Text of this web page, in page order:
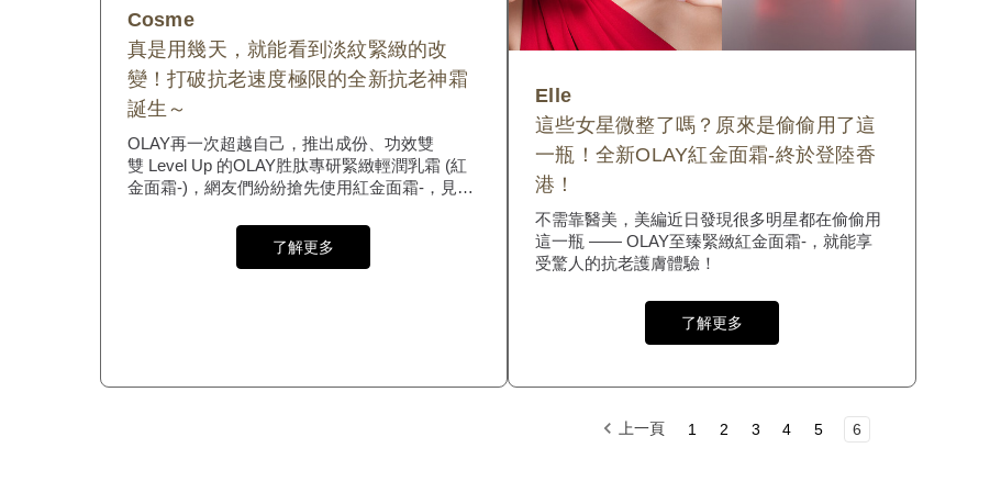
Cosme
真是用幾天，就能看到淡紋緊緻的改
變！打破抗老速度極限的全新抗老神霜
誕生～
OLAY再一次超越自己，推出成份、功效雙
雙 Level Up 的OLAY胜肽專研緊緻輕潤乳霜 (紅
金面霜-)，網友們紛紛搶先使用紅金面霜-，見證
了解更多
Elle
這些女星微整了嗎？原來是偷偷用了這
一瓶！全新OLAY紅金面霜-終於登陸香
港！
不需靠醫美，美編近日發現很多明星都在偷偷用
這一瓶 —— OLAY至臻緊緻紅金面霜-，就能享
受驚人的抗老護膚體驗！
了解更多
上一頁 1 2 3 4 5 6